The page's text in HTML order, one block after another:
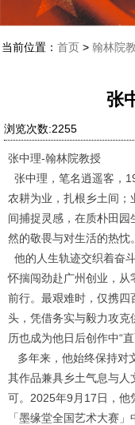
当前位置： 首页> 翰林院
张
浏览次数:2255
张中理-翰林院教授
张中理，笔名逍遥客，
农耕为业，扎根乡土间
间捕捉灵感，在质朴田园
然的敬畏与对生活的热忱。
他的人生轨迹交织着奋
怀揣闯劲赴广州创业，
前行。最艰难时，仅携
头，凭借务实与毅力攻
历也成为他日后创作中“
多年来，他始终保持对
其作品兼具乡土气息与人
可。2025年9月17日，他
「墨缘堂全国艺术大赛